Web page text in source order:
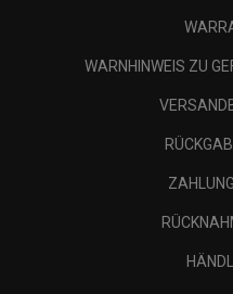
WARNHINWEIS ZU